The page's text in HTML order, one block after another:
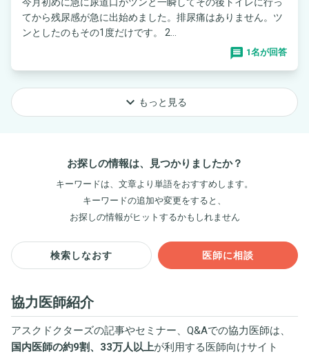
てから残尿感が急に出始めました。排尿痛はありません。ツ
ンとしたのもその1度だけです。 2...
1名が回答
keyboard_arrow_down もっと見る
お探しの情報は、見つかりましたか？
キーワードは、文章より単語をおすすめします。
キーワードの追加や変更をすると、
お探しの情報がヒットするかもしれません
検索しなおす 医師に相談
協力医師紹介
アスクドクターズの記事やセミナー、Q&Aでの協力医師は、
国内医師の約9割、33万人以上が利用する医師向けサイト